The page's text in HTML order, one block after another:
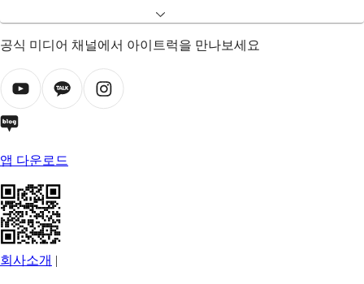
공식 미디어 채널에서 아이트럭을 만나보세요
앱 다운로드
회사소개 |